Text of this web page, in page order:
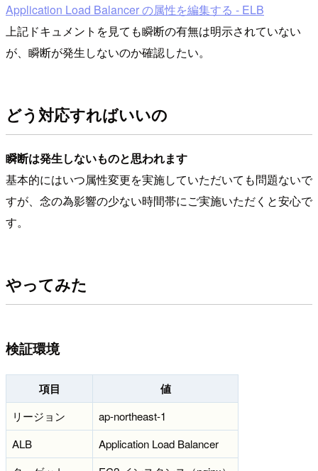
Application Load Balancer の属性を編集する - ELB
上記ドキュメントを見ても瞬断の有無は明示されていない
が、瞬断が発生しないのか確認したい。
どう対応すればいいの
瞬断は発生しないものと思われます
基本的にはいつ属性変更を実施していただいても問題ないで
すが、念の為影響の少ない時間帯にご実施いただくと安心で
す。
やってみた
検証環境
項目 値
リージョン
ap-northeast-1
ALB
Application Load Balancer